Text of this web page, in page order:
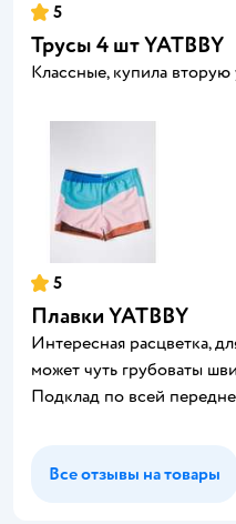
5
Трусы 4 шт YATBBY
Классные, купила вторую
5
Плавки YATBBY
Интересная расцветка,
может чуть грубоваты
Подклад по всей
Все отзывы на товары